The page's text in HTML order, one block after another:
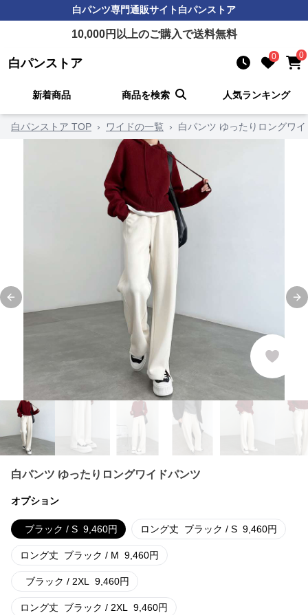
白パンツ専門通販サイト白パンストア
10,000円以上のご購入で送料無料
白パンストア 0 0
新着商品 商品を検索 人気ランキング
白パンストア TOP › ワイドの一覧 › 白パンツ ゆったりロングワ
Previous slide
白パンツ ゆったりロングワイドパンツ
オプション
ブラック / S 9,460円 ロング丈 ブラック / S 9,460円
ロング丈 ブラック / M 9,460円
ブラック / 2XL 9,460円
ロング丈 ブラック / 2XL 9,460円